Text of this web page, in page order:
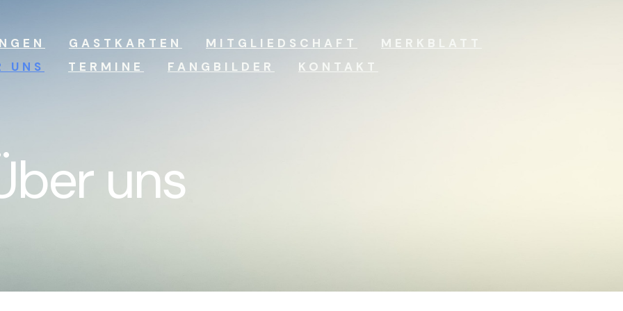
GASTKARTEN MITGLIEDSCHAFT
MERKBLATT
UNS TERMINE FANGBILDER KONTAKT
uns